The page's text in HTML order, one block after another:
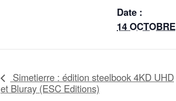
Date :
14 OCTOBRE
Simetierre : édition steelbook 4KD UHD
et Bluray (ESC Editions)